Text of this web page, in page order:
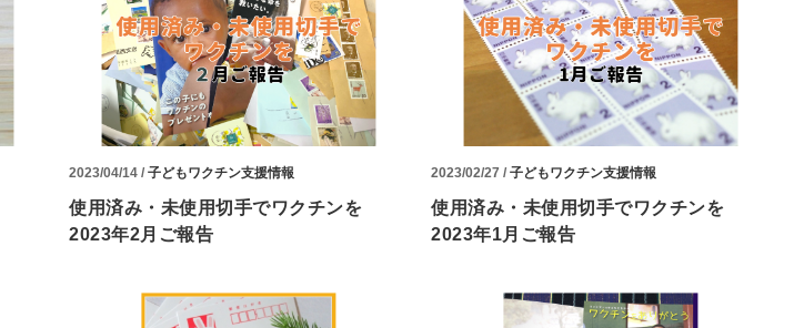
2023/04/14 / 子どもワクチン支援情報
使用済み・未使用切手でワクチンを
2023年2月ご報告
2023/02/27 / 子どもワクチン支援情報
使用済み・未使用切手でワクチンを
2023年1月ご報告